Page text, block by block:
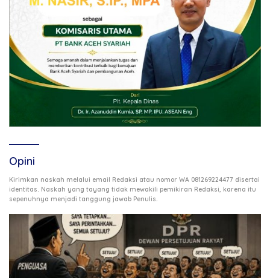
Opini
Kirimkan naskah melalui email Redaksi atau nomor WA 081269224477 disertai
identitas. Naskah yang tayang tidak mewakili pemikiran Redaksi, karena itu
sepenuhnya menjadi tanggung jawab Penulis